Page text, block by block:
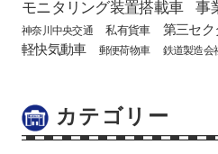
モニタリング装置搭載車 事
神奈川中央交通 私有貨車 第三セク
軽快気動車 郵便荷物車 鉄道製造会
カテゴリー